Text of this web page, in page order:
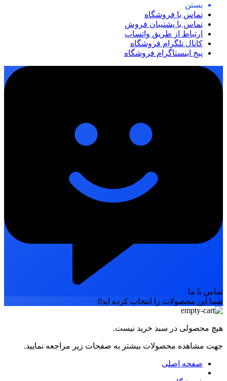
بستن
تماس با فروشگاه
تماس با پشتیبان فروش
ارتباط از طریق واتساپ
کانال تلگرام فروشگاه
پیج اینستاگرام فروشگاه
تماس با ما
شما این محصولات را انتخاب کرده اید0
هیچ محصولی در سبد خرید نیست.
جهت مشاهده محصولات بیشتر به صفحات زیر مراجعه نمایید.
صفحه اصلی